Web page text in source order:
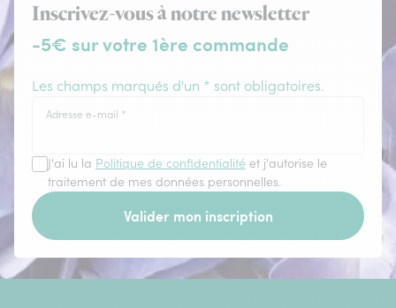
Inscrivez-vous à notre newsletter
-5€ sur votre 1ère commande
Les champs marqués d'un * sont obligatoires.
Adresse e-mail *
J'ai lu la Politique de confidentialité et j'autorise le
traitement de mes données personnelles.
Valider mon inscription